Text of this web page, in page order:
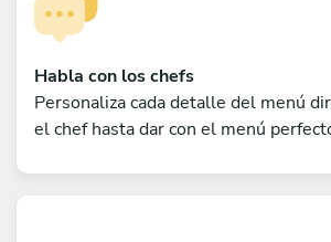
Habla con los chefs
Personaliza cada detalle del menú
el chef hasta dar con el menú